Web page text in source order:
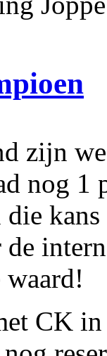
zijn
nog 1
waard!
CK